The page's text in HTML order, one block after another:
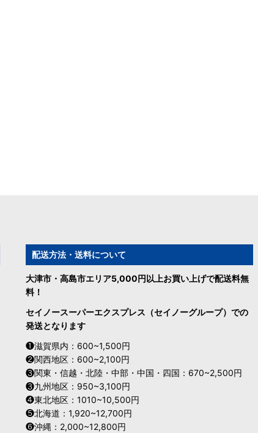
配送方法・送料について
大津市・高島市エリア5,000円以上お買い上げで配送料無
料！
セイノースーパーエクスプレス（セイノーグループ）での
発送となります
❶滋賀県内：600~1,500円
❷関西地区：600~2,100円
❸関東・信越・北陸・中部・中国・四国：670~2,500円
❸九州地区：950~3,100円
❹東北地区：1010~10,500円
❺北海道：1,920~12,700円
❻沖縄：2,000~12,800円